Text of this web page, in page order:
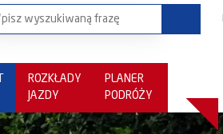
ROZKŁADY
JAZDY
PLANER
PODRÓŻY